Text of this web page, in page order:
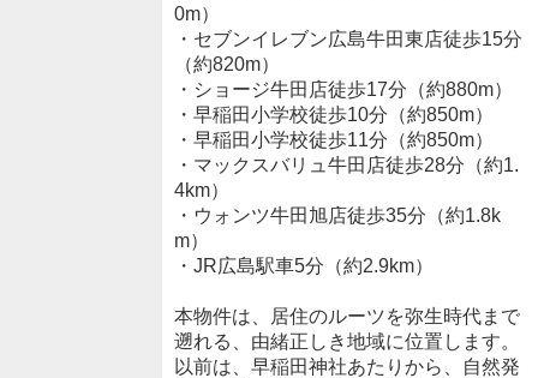
0m）
・セブンイレブン広島牛田東店徒歩15分
（約820m）
・ショージ牛田店徒歩17分（約880m）
・早稲田小学校徒歩10分（約850m）
・早稲田小学校徒歩11分（約850m）
・マックスバリュ牛田店徒歩28分（約1.
4km）
・ウォンツ牛田旭店徒歩35分（約1.8k
m）
・JR広島駅車5分（約2.9km）
本物件は、居住のルーツを弥生時代まで
遡れる、由緒正しき地域に位置します。
以前は、早稲田神社あたりから、自然発